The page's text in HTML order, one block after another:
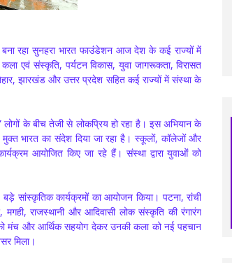
रहा सुनहरा भारत फाउंडेशन आज देश के कई राज्यों में
एवं संस्कृति, पर्यटन विकास, युवा जागरूकता, विरासत
झारखंड और उत्तर प्रदेश सहित कई राज्यों में संस्था के
लोगों के बीच तेजी से लोकप्रिय हो रहा है। इस अभियान के
भारत का संदेश दिया जा रहा है। स्कूलों, कॉलेजों और
आयोजित किए जा रहे हैं। संस्था द्वारा युवाओं को
सांस्कृतिक कार्यक्रमों का आयोजन किया। पटना, रांची
राजस्थानी और आदिवासी लोक संस्कृति की रंगारंग
मंच और आर्थिक सहयोग देकर उनकी कला को नई पहचान
मिला।